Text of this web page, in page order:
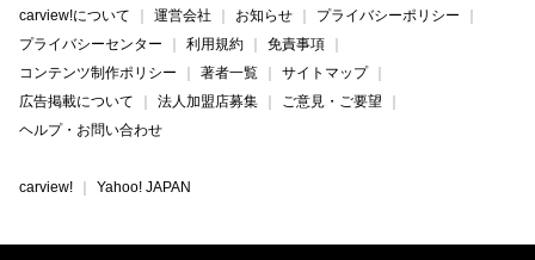
carview!について 運営会社 お知らせ
プライバシーポリシー
プライバシーセンター
利用規約
免責事項
コンテンツ制作ポリシー
著者一覧
サイトマップ
広告掲載について
法人加盟店募集
ご意見・ご要望
ヘルプ・お問い合わせ
carview! Yahoo! JAPAN